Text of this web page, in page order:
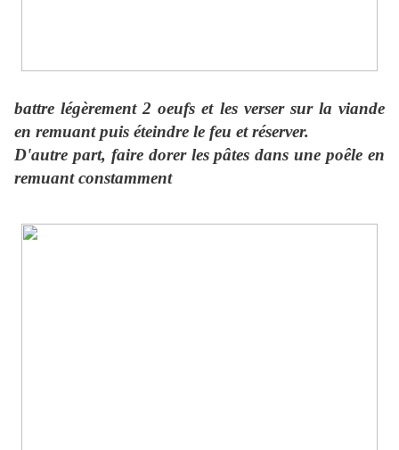
battre légèrement 2 oeufs et les verser sur la viande
en remuant puis éteindre le feu et réserver.
D'autre part, faire dorer les pâtes dans une poêle en
remuant constamment